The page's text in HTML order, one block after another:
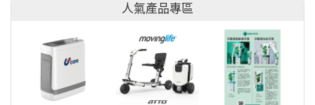
人氣產品專區